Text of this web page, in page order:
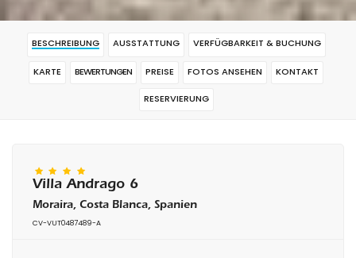
BESCHREIBUNG AUSSTATTUNG VERFÜGBARKEIT & BUCHUNG
KARTE BEWERTUNGEN PREISE FOTOS ANSEHEN KONTAKT
RESERVIERUNG
Villa Andrago 6
Moraira, Costa Blanca, Spanien
CV-VUT0487489-A